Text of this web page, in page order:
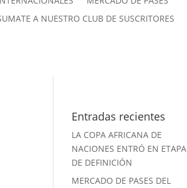
A NUESTRO CLUB DE SUSCRITORES
Entradas recientes
LA COPA AFRICANA DE
NACIONES ENTRÓ EN ETAPA
DE DEFINICIÓN
MERCADO DE PASES DEL